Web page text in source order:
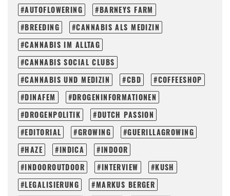
AUTOFLOWERING
BARNEYS FARM
BREEDING
CANNABIS ALS MEDIZIN
CANNABIS IM ALLTAG
CANNABIS SOCIAL CLUBS
CANNABIS UND MEDIZIN
CBD
COFFEESHOP
DINAFEM
DROGENINFORMATIONEN
DROGENPOLITIK
DUTCH PASSION
EDITORIAL
GROWING
GUERILLAGROWING
HAZE
INDICA
INDOOR
INDOOROUTDOOR
INTERVIEW
KUSH
LEGALISIERUNG
MARKUS BERGER